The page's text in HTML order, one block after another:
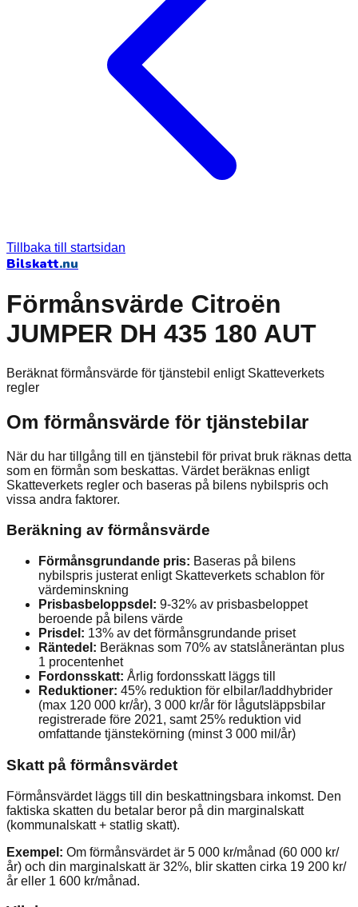
Tillbaka till startsidan
Bilskatt.nu
Förmånsvärde Citroën
JUMPER DH 435 180 AUT
Beräknat förmånsvärde för tjänstebil enligt Skatteverkets
regler
Om förmånsvärde för tjänstebilar
När du har tillgång till en tjänstebil för privat bruk räknas detta
som en förmån som beskattas. Värdet beräknas enligt
Skatteverkets regler och baseras på bilens nybilspris och
vissa andra faktorer.
Beräkning av förmånsvärde
Förmånsgrundande pris: Baseras på bilens
nybilspris justerat enligt Skatteverkets schablon för
värdeminskning
Prisbasbeloppsdel: 9-32% av prisbasbeloppet
beroende på bilens värde
Prisdel: 13% av det förmånsgrundande priset
Räntedel: Beräknas som 70% av statslåneräntan plus
1 procentenhet
Fordonsskatt: Årlig fordonsskatt läggs till
Reduktioner: 45% reduktion för elbilar/laddhybrider
(max 120 000 kr/år), 3 000 kr/år för lågutsläppsbilar
registrerade före 2021, samt 25% reduktion vid
omfattande tjänstekörning (minst 3 000 mil/år)
Skatt på förmånsvärdet
Förmånsvärdet läggs till din beskattningsbara inkomst. Den
faktiska skatten du betalar beror på din marginalskatt
(kommunalskatt + statlig skatt).
Exempel: Om förmånsvärdet är 5 000 kr/månad (60 000 kr/
år) och din marginalskatt är 32%, blir skatten cirka 19 200 kr/
år eller 1 600 kr/månad.